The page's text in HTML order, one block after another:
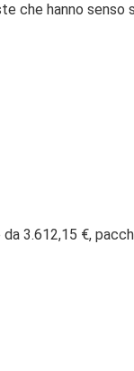
che hanno
3.612,15 €,